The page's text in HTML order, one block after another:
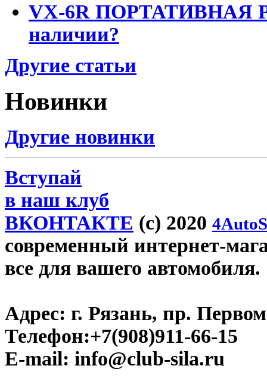
VX-6R ПОРТАТИВНАЯ
наличии?
Другие статьи
Новинки
Другие новинки
Вступай
в наш клуб
ВКОНТАКТЕ (c) 2020
современный интернет-
все для вашего автомобиля.
Адрес: г. Рязань, пр.
Телефон:+7(908)911-66-15
E-mail: info@club-sila.ru